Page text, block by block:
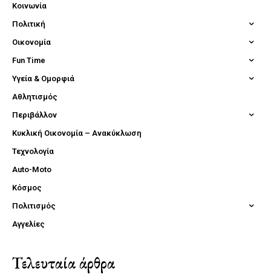
Κοινωνία
Πολιτική
Οικονομία
Fun Time
Υγεία & Ομορφιά
Αθλητισμός
Περιβάλλον
Κυκλική Οικονομία – Ανακύκλωση
Τεχνολογία
Auto-Moto
Κόσμος
Πολιτισμός
Αγγελίες
Τελευταία άρθρα